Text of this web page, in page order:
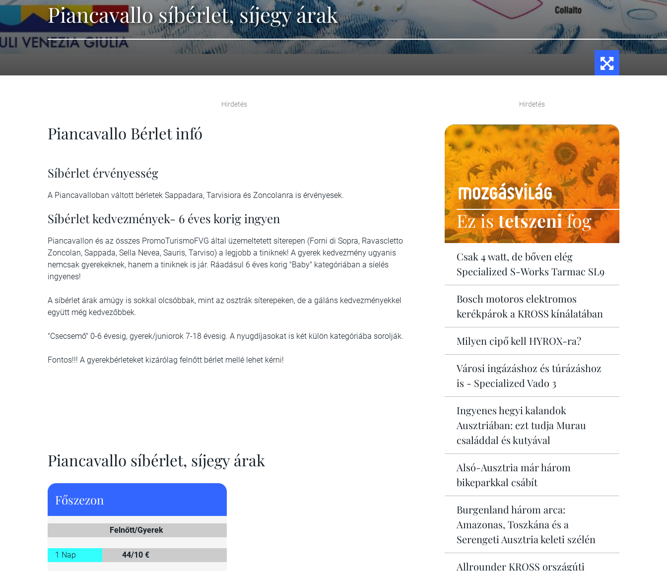
Piancavallo síbérlet, síjegy árak
Hirdetés
Piancavallo Bérlet infó
Síbérlet érvényesség
A Piancavalloban váltott bérletek Sappadara, Tarvisiora és Zoncolanra is érvényesek.
Síbérlet kedvezmények- 6 éves korig ingyen
Piancavallon és az összes PromoTurismoFVG által üzemeltetett síterepen (Forni di Sopra, Ravascletto
Zoncolan, Sappada, Sella Nevea, Sauris, Tarviso) a legjobb a tiniknek! A gyerek kedvezmény ugyanis
nemcsak gyerekeknek, hanem a tiniknek is jár. Ráadásul 6 éves korig "Baby" kategóriában a síelés
ingyenes!
A síbérlet árak amúgy is sokkal olcsóbbak, mint az osztrák síterepeken, de a gáláns kedvezményekkel
együtt még kedvezőbbek.
"Csecsemő" 0-6 évesig, gyerek/juniorok 7-18 évesig. A nyugdíjasokat is két külön kategóriába sorolják.
Fontos!!! A gyerekbérleteket kizárólag felnőtt bérlet mellé lehet kérni!
Piancavallo síbérlet, síjegy árak
Főszezon
Felnőtt/Gyerek
1 Nap 44/10 €
Hirdetés
Ez istetszenifog
Csak 4 watt, de bőven elég
Specialized S-Works Tarmac SL9
Bosch motoros elektromos
kerékpárok a KROSS kínálatában
Milyen cipő kell HYROX-ra?
Városi ingázáshoz és túrázáshoz
is - Specialized Vado 3
Ingyenes hegyi kalandok
Ausztriában: ezt tudja Murau
családdal és kutyával
Alsó-Ausztria már három
bikeparkkal csábít
Burgenland három arca:
Amazonas, Toszkána és a
Serengeti Ausztria keleti szélén
Allrounder KROSS országúti